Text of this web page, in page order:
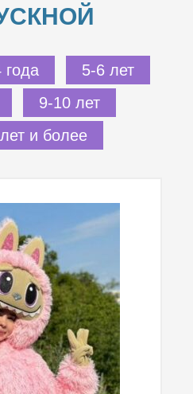
года
5-6 лет
9-10 лет
и более